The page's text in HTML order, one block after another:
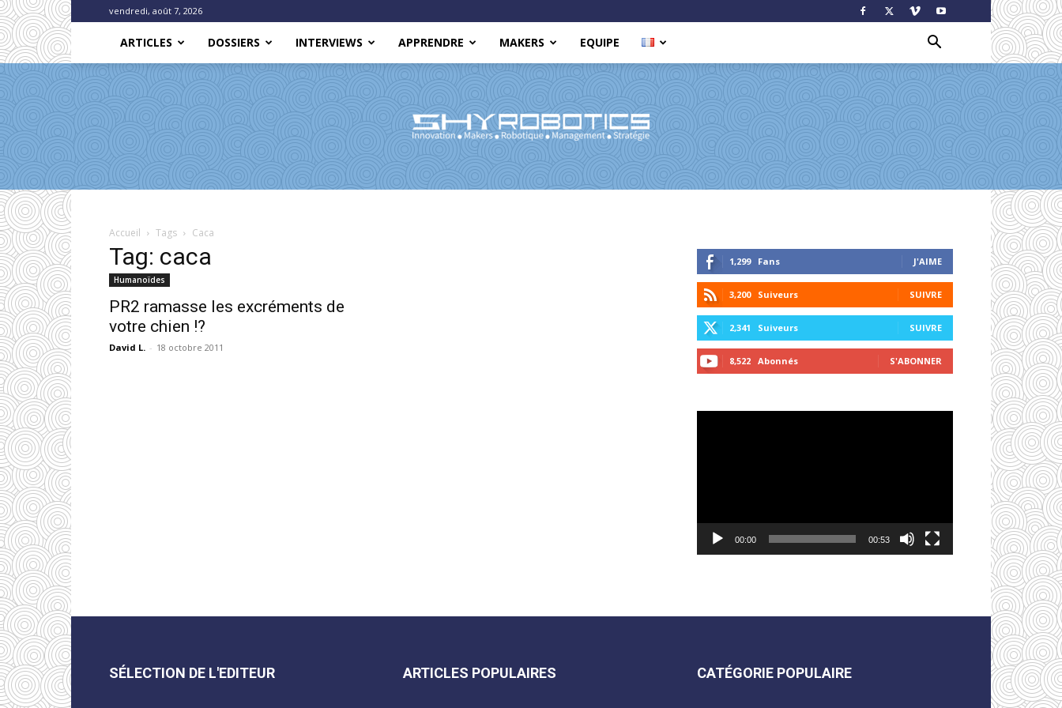
vendredi, août 7, 2026
ARTICLES DOSSIERS INTERVIEWS APPRENDRE MAKERS EQUIPE
Accueil Tags Caca
Tag: caca
Humanoïdes
PR2 ramasse les excréments de
votre chien !?
David L. - 18 octobre 2011
1,299 Fans J'AIME
3,200 Suiveurs SUIVRE
2,341 Suiveurs SUIVRE
8,522 Abonnés S'ABONNER
00:00 00:53
SÉLECTION DE L'EDITEUR ARTICLES POPULAIRES CATÉGORIE POPULAIRE